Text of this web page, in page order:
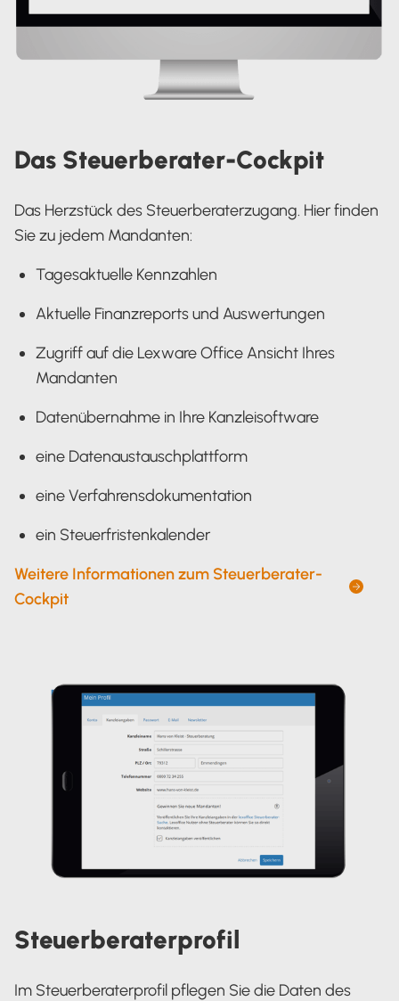
Das Steuerberater-Cockpit
Das Herzstück des Steuerberaterzugang. Hier finden
Sie zu jedem Mandanten:
Tagesaktuelle Kennzahlen
Aktuelle Finanzreports und Auswertungen
Zugriff auf die Lexware Office Ansicht Ihres
Mandanten
Datenübernahme in Ihre Kanzleisoftware
eine Datenaustauschplattform
eine Verfahrensdokumentation
ein Steuerfristenkalender
Weitere Informationen zum Steuerberater-
Cockpit
Steuerberaterprofil
Im Steuerberaterprofil pflegen Sie die Daten des